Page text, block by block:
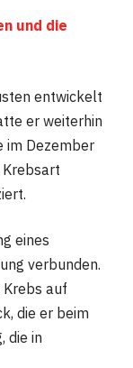
und die
entwickelt
er weiterhin
im Dezember
eines
verbunden.
auf
die er beim
die in